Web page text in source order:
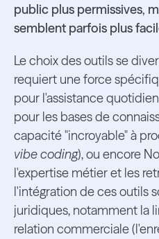
public plus permissives,
semblent parfois plus
Le choix des outils se
requiert une force
pour l'assistance
pour les bases de
capacité "incroyable" à
vibe coding), ou encore
l'expertise métier et les
l'intégration de ces outils
juridiques, notamment la
relation commerciale